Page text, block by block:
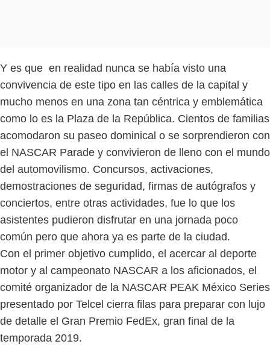
Y es que en realidad nunca se había visto una
convivencia de este tipo en las calles de la capital y
mucho menos en una zona tan céntrica y emblemática
como lo es la Plaza de la República. Cientos de familias
acomodaron su paseo dominical o se sorprendieron con
el NASCAR Parade y convivieron de lleno con el mundo
del automovilismo. Concursos, activaciones,
demostraciones de seguridad, firmas de autógrafos y
conciertos, entre otras actividades, fue lo que los
asistentes pudieron disfrutar en una jornada poco
común pero que ahora ya es parte de la ciudad.
Con el primer objetivo cumplido, el acercar al deporte
motor y al campeonato NASCAR a los aficionados, el
comité organizador de la NASCAR PEAK México Series
presentado por Telcel cierra filas para preparar con lujo
de detalle el Gran Premio FedEx, gran final de la
temporada 2019.